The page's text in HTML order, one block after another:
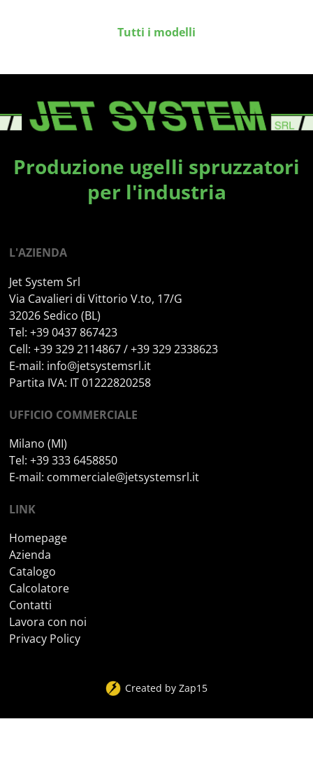
Tutti i modelli
Produzione ugelli spruzzatori
per l'industria
L'AZIENDA
Jet System Srl
Via Cavalieri di Vittorio V.to, 17/G
32026 Sedico (BL)
Tel: +39 0437 867423
Cell: +39 329 2114867 / +39 329 2338623
E-mail: info@jetsystemsrl.it
Partita IVA: IT 01222820258
UFFICIO COMMERCIALE
Milano (MI)
Tel: +39 333 6458850
E-mail: commerciale@jetsystemsrl.it
LINK
Homepage
Azienda
Catalogo
Calcolatore
Contatti
Lavora con noi
Privacy Policy
Created by Zap15